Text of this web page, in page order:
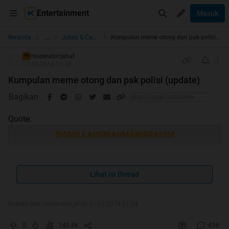
Entertainment Masuk
Beranda ... Jokes & Cartoon
TS moderator.jahat
Kumpulan meme otong dan pak polisi (update)
Bagikan
Quote:
BISMILLAHIRRAHMANIRRAHIM
Lihat isi thread
140.8K 474